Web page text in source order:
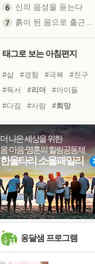
신의 음성을 듣는다
흙이 된 몸으로 출근하는 여자
졸업식 사진을 보며
아픈 아버지를 위한 공간 설계
극심한 변비, 어깨결림, 수면 장애
보고 싶은 어머니
유년 시절의 부산 영도 바다
못된 꼰대들
거울 속의 나
희망이란
'모른다'는 것
태그로 보는 아침편지
#삶 #경험 #극복
#친구
#독서
#리더
#아이들
#다짐
#사람
#희망
#유튜브
#명상
#힐링
#계획
#면역력
#도움
#나눔
#바이러스
#선택
#건강
#독서캠프
#비전캠프
더 나은 세상을 위한
몸·마음·영혼의 힐링공동체
한울타리 소울패밀리
옹달샘 프로그램